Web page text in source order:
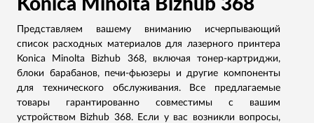
Konica Minolta Bizhub 368
Представляем вашему вниманию исчерпывающий
список расходных материалов для лазерного принтера
Konica Minolta Bizhub 368, включая тонер-картриджи,
блоки барабанов, печи-фьюзеры и другие компоненты
для технического обслуживания. Все предлагаемые
товары гарантированно совместимы с вашим
устройством Bizhub 368. Если у вас возникли вопросы,